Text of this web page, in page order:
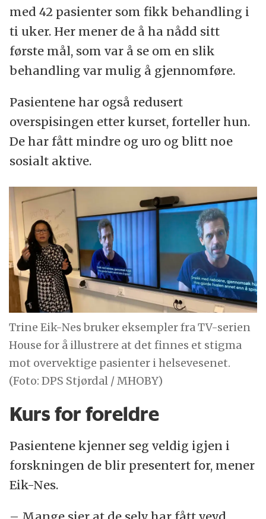
med 42 pasienter som fikk behandling i
ti uker. Her mener de å ha nådd sitt
første mål, som var å se om en slik
behandling var mulig å gjennomføre.
Pasientene har også redusert
overspisingen etter kurset, forteller hun.
De har fått mindre og uro og blitt noe
sosialt aktive.
Trine Eik-Nes bruker eksempler fra TV-serien
House for å illustrere at det finnes et stigma
mot overvektige pasienter i helsevesenet.
(Foto: DPS Stjørdal / MHOBY)
Kurs for foreldre
Pasientene kjenner seg veldig igjen i
forskningen de blir presentert for, mener
Eik-Nes.